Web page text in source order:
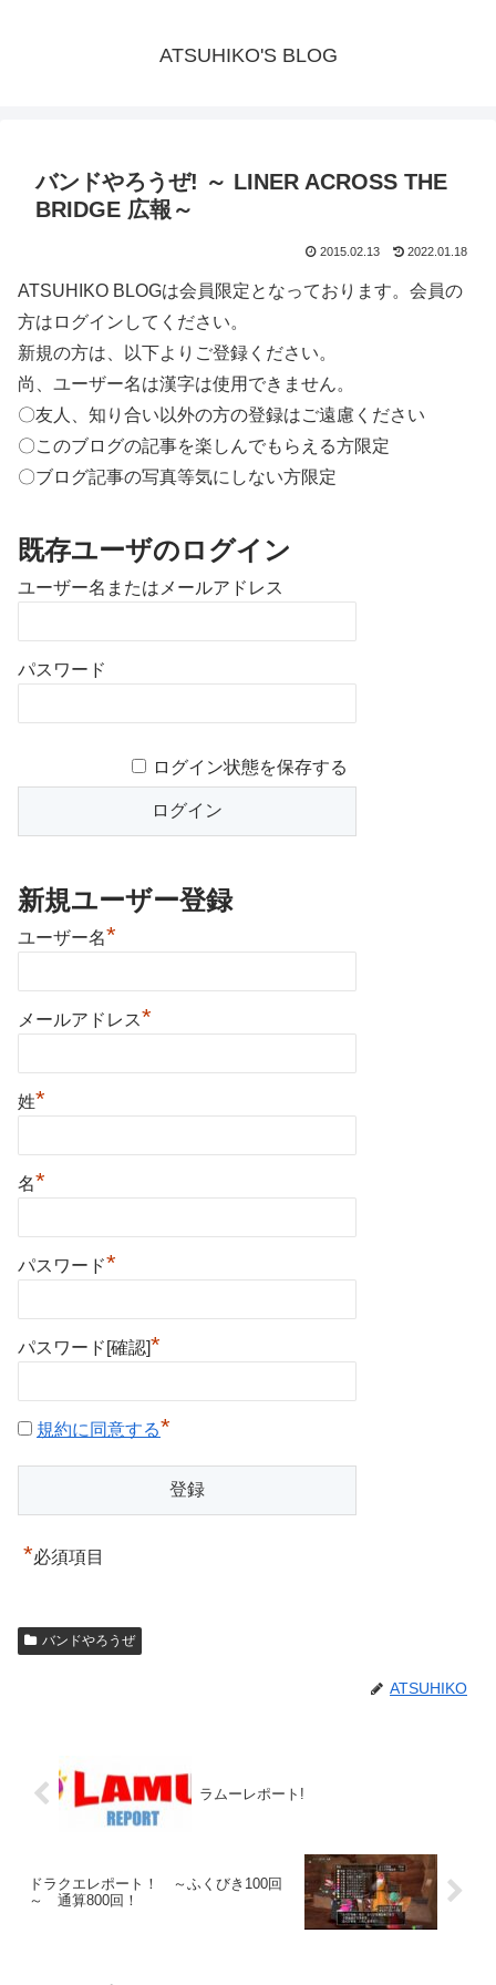
ATSUHIKO'S BLOG
バンドやろうぜ! ～ LINER ACROSS THE
BRIDGE 広報～
2015.02.13 2022.01.18
ATSUHIKO BLOGは会員限定となっております。会員の
方はログインしてください。
新規の方は、以下よりご登録ください。
尚、ユーザー名は漢字は使用できません。
〇友人、知り合い以外の方の登録はご遠慮ください
〇このブログの記事を楽しんでもらえる方限定
〇ブログ記事の写真等気にしない方限定
既存ユーザのログイン
ユーザー名またはメールアドレス
パスワード
ログイン状態を保存する
新規ユーザー登録
ユーザー名*
メールアドレス*
姓*
名*
パスワード*
パスワード[確認]*
規約に同意する*
*必須項目
バンドやろうぜ
ATSUHIKO
ラムーレポート!
ドラクエレポート！ ～ふくびき100回
～ 通算800回！